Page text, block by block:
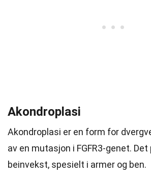
Akondroplasi
Akondroplasi er en form for
av en mutasjon i FGFR3-genet. Det
beinvekst, spesielt i armer og ben.